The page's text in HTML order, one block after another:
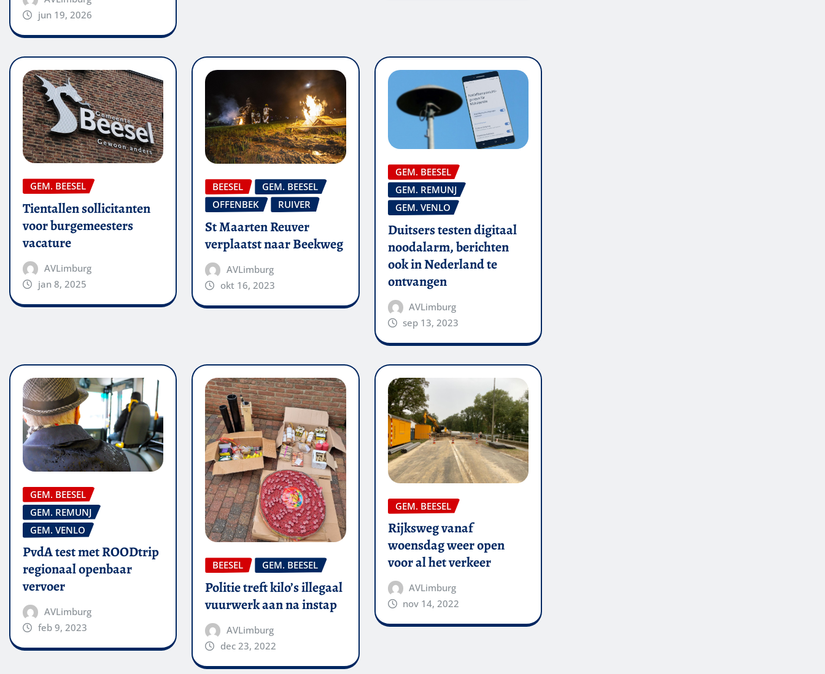
jun 19, 2026
GEM. BEESEL
Tientallen sollicitanten
voor burgemeesters
vacature
AVLimburg
jan 8, 2025
BEESEL
GEM. BEESEL
OFFENBEK
RUIVER
St Maarten Reuver
verplaatst naar Beekweg
AVLimburg
okt 16, 2023
GEM. BEESEL
GEM. REMUNJ
GEM. VENLO
Duitsers testen digitaal
noodalarm, berichten
ook in Nederland te
ontvangen
AVLimburg
sep 13, 2023
GEM. BEESEL
GEM. REMUNJ
GEM. VENLO
PvdA test met ROODtrip
regionaal openbaar
vervoer
AVLimburg
feb 9, 2023
BEESEL GEM. BEESEL
Politie treft kilo’s illegaal
vuurwerk aan na instap
AVLimburg
dec 23, 2022
GEM. BEESEL
Rijksweg vanaf
woensdag weer open
voor al het verkeer
AVLimburg
nov 14, 2022